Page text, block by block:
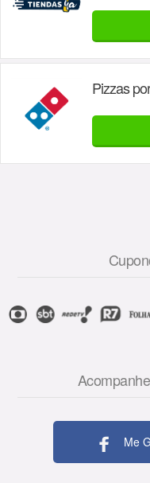
Pizzas
Me